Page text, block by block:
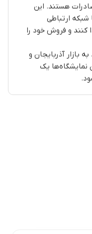
هستند. این
ارتباطی
و فروش خود را
آذربایجان و
یک